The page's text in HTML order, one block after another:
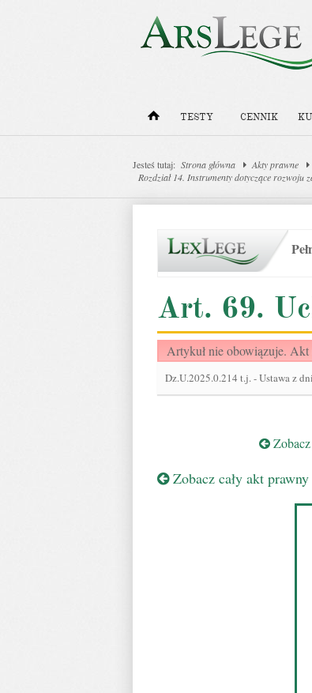
TESTY CENNIK
Jesteś tutaj: Strona główna Akty prawne
Rozdział 14. Instrumenty dotyczące rozwoju
Art. 69.
Artykuł nie obowiązuje.
Dz.U.2025.0.214 t.j.-Ustawa z
Zobacz
Zobacz cały akt prawny